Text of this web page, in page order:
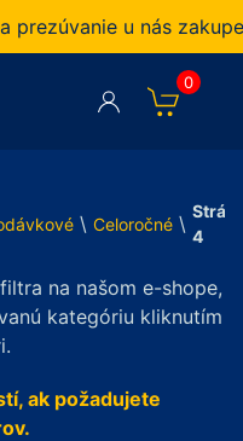
u nás zakupených
0
\ Celoročné \
4
na našom e-shope,
kategóriu kliknutím
ak požadujete